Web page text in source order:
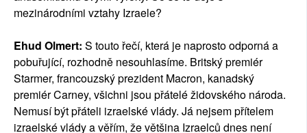
mezinárodními vztahy Izraele?
Ehud Olmert: S touto řečí, která je naprosto odporná a
pobuřující, rozhodně nesouhlasíme. Britský premiér
Starmer, francouzský prezident Macron, kanadský
premiér Carney, všichni jsou přátelé židovského národa.
Nemusí být přáteli izraelské vlády. Já nejsem přítelem
izraelské vlády a věřím, že většina Izraelců dnes není